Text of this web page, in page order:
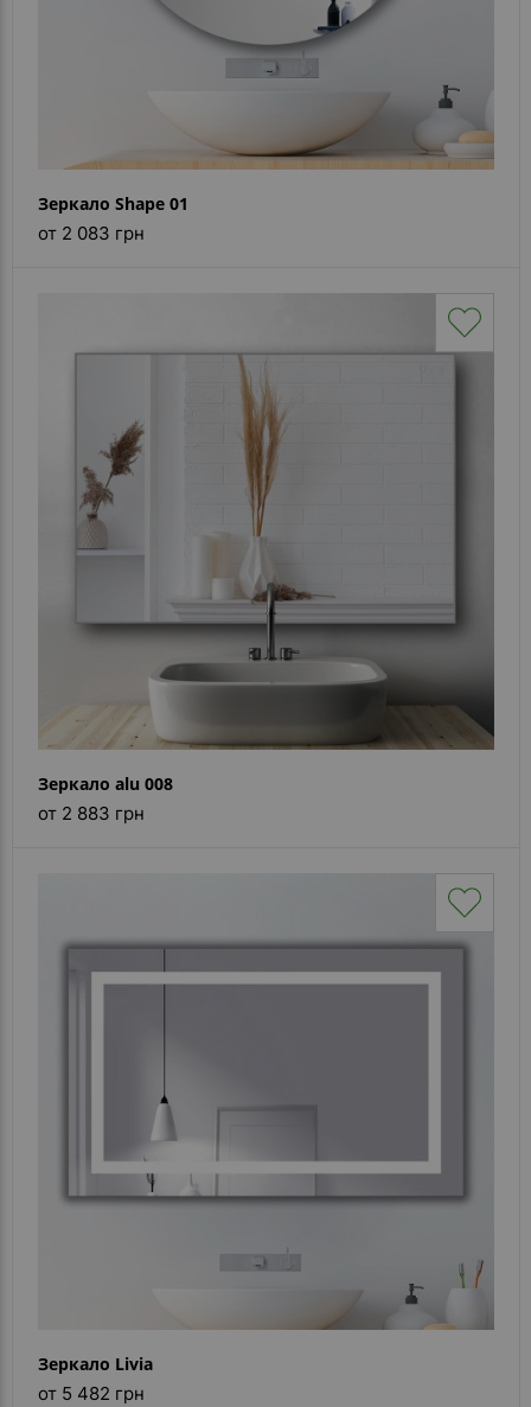
Зеркало Shape 01
от 2 083 грн
Зеркало alu 008
от 2 883 грн
Зеркало Livia
от 5 482 грн